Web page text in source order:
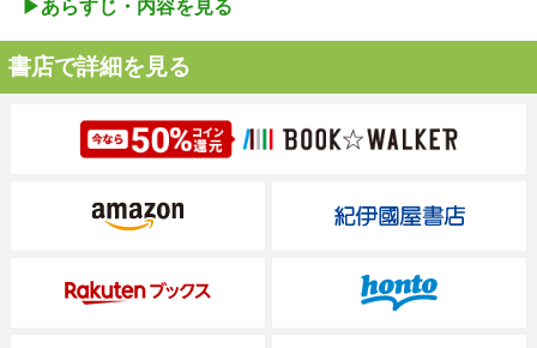
▶︎あらすじ・内容を見る
書店で詳細を見る